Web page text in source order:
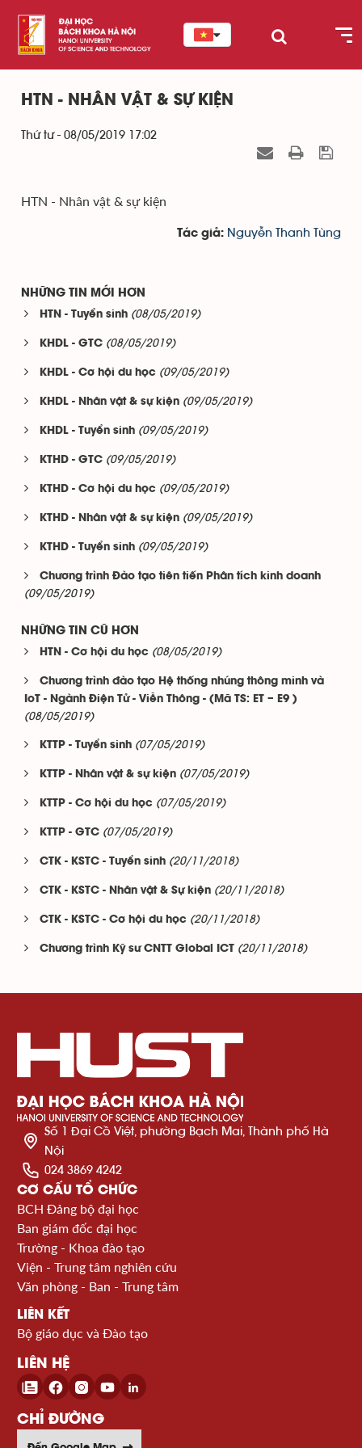
HTN - NHÂN VẬT & SỰ KIỆN
Thứ tư - 08/05/2019 17:02
HTN - Nhân vật & sự kiện
Tác giả: Nguyễn Thanh Tùng
NHỮNG TIN MỚI HƠN
HTN - Tuyển sinh (08/05/2019)
KHDL - GTC (08/05/2019)
KHDL - Cơ hội du học (09/05/2019)
KHDL - Nhân vật & sự kiện (09/05/2019)
KHDL - Tuyển sinh (09/05/2019)
KTHD - GTC (09/05/2019)
KTHD - Cơ hội du học (09/05/2019)
KTHD - Nhân vật & sự kiện (09/05/2019)
KTHD - Tuyển sinh (09/05/2019)
Chương trình Đào tạo tiên tiến Phân tích kinh doanh
(09/05/2019)
NHỮNG TIN CŨ HƠN
HTN - Cơ hội du học (08/05/2019)
Chương trình đào tạo Hệ thống nhúng thông minh và
IoT - Ngành Điện Tử - Viễn Thông - (Mã TS: ET – E9 )
(08/05/2019)
KTTP - Tuyển sinh (07/05/2019)
KTTP - Nhân vật & sự kiện (07/05/2019)
KTTP - Cơ hội du học (07/05/2019)
KTTP - GTC (07/05/2019)
CTK - KSTC - Tuyển sinh (20/11/2018)
CTK - KSTC - Nhân vật & Sự kiện (20/11/2018)
CTK - KSTC - Cơ hội du học (20/11/2018)
Chương trình Kỹ sư CNTT Global ICT (20/11/2018)
Số 1 Đại Cồ Việt, phường Bạch Mai, Thành phố Hà
Nội
024 3869 4242
CƠ CẤU TỔ CHỨC
BCH Đảng bộ đại học
Ban giám đốc đại học
Trường - Khoa đào tạo
Viện - Trung tâm nghiên cứu
Văn phòng - Ban - Trung tâm
LIÊN KẾT
Bộ giáo dục và Đào tạo
LIÊN HỆ
CHỈ ĐƯỜNG